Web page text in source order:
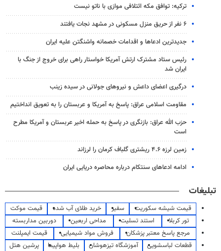
ترکیه: توافق مکه ائتلافی موازی با ناتو نیست
۶ نفر از حریق منزل مسکونی در مشهد نجات یافتند
جدیدترین ادعاها و اقدامات خصمانه واشنگتن علیه ایران
رئیس ستاد مشترک ارتش آمریکا خواستار راهی برای خروج از جنگ با
ایران شد
درگیری اعضای داعش و نیروهای جولانی در سیده زینب
مقاومت اسلامی عراق: پاسخ به آمریکا و عربستان را به تعویق انداختیم
حزب الله عراق: بازنگری در پاسخ به حمله اخیر عربستان و آمریکا مطرح
است
زمین لرزه ۴.۶ ریشتری گلباف کرمان را لرزاند
ادامه ادعاهای سنتکام درباره محاصره دریایی ایران
تبلیغات
قیمت شیشه سکوریت سفیر خرید طلای آب شده
قیمت موکت
تور کربلا
استند تسلیت مداحی اربعین
دوربین مداربسته
مرجع پاسخ معتبر پزشکان
فروش مواد شیمیایی
قیمت ایمپلنت
قطعات لباسشویی
آموزشگاه تیزهوشان بلیط هواپیما
پرشین هتل